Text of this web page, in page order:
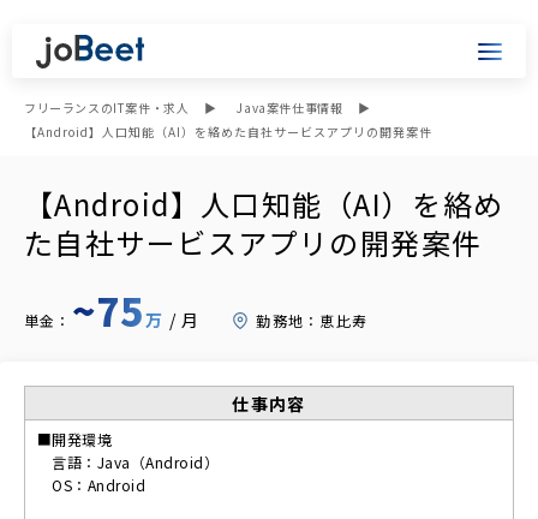
フリーランスのIT案件・求人
Java案件仕事情報
【Android】人口知能（AI）を絡めた自社サービスアプリの開発案件
【Android】人口知能（AI）を絡め
た自社サービスアプリの開発案件
単金： ~75万 /月 勤務地： 恵比寿
仕事内容
■開発環境
言語：Java（Android）
OS：Android